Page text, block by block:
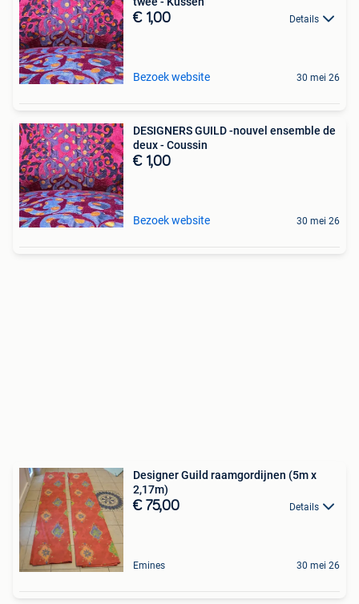
€ 1,00 Details
Bezoek website 30 mei 26
DESIGNERS GUILD -nouvel ensemble de
deux - Coussin
€ 1,00
Bezoek website 30 mei 26
Designer Guild raamgordijnen (5m x
2,17m)
€ 75,00 Details
Emines 30 mei 26